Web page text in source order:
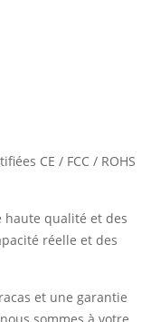
CE / FCC / ROHS
qualité et des
réelle et des
et une garantie